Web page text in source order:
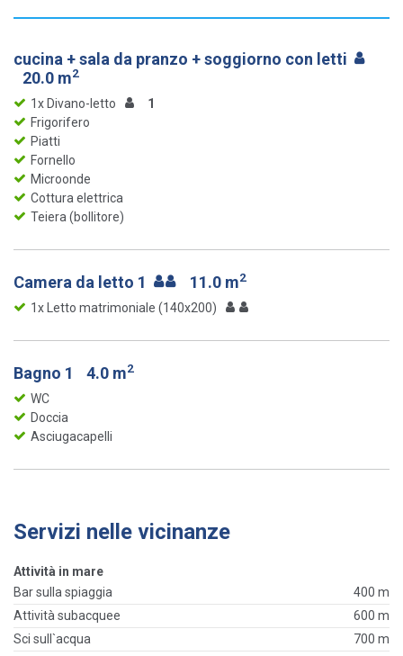
cucina + sala da pranzo + soggiorno con letti
20.0 m2
1x Divano-letto
1
Frigorifero
Piatti
Fornello
Microonde
Cottura elettrica
Teiera (bollitore)
Camera da letto 1 11.0 m2
1x Letto matrimoniale (140x200)
Bagno 1 4.0 m2
WC
Doccia
Asciugacapelli
Servizi nelle vicinanze
Attività in mare
Bar sulla spiaggia
400 m
Attività subacquee
600 m
Sci sull`acqua
700 m